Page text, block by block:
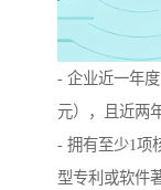
- 企业近一年
元），且近两
- 拥有至少1项
型专利或软件